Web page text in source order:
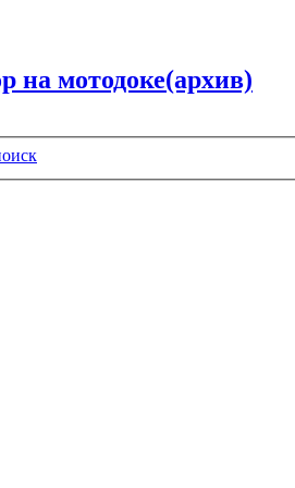
на мотодоке(архив)